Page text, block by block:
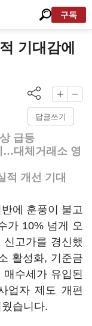
구독
기대감에
답글쓰기
급등
…대체거래소 영
적 개선 기대
에 훈풍이 불고
가 10% 넘게 오
고가를 경신했
활성화, 기준금
수세가 유입된
업자 제도 개편
습니다.